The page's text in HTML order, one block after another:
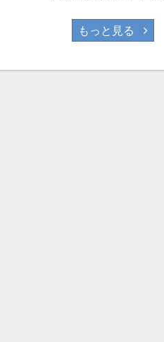
もっと見る